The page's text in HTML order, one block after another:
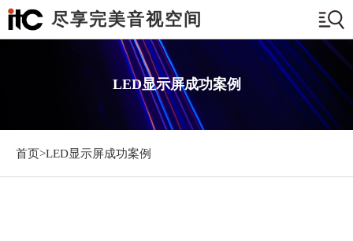
尽享完美音视空间
LED显示屏成功案例
首页>LED显示屏成功案例